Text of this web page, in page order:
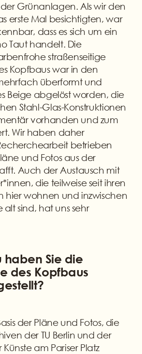
Grünanlagen. Als wir den
erste Mal besichtigten, war
dass es sich um ein
Taut handelt. Die
straßenseitige
Kopfbaus war in den
überformt und
Beige abgelöst worden, die
Stahl-Glas-Konstruktionen
vorhanden und zum
Wir haben daher
betrieben
und Fotos aus der
Auch der Austausch mit
die teilweise seit ihren
hier wohnen und inzwischen
alt sind, hat uns sehr
haben Sie die
des Kopfbaus
der Pläne und Fotos, die
der TU Berlin und der
am Pariser Platz